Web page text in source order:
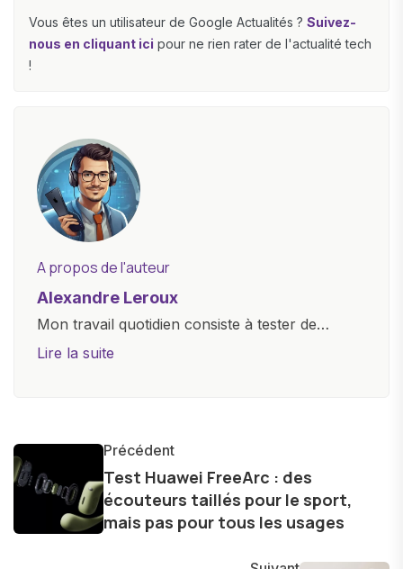
Vous êtes un utilisateur de Google Actualités ? Suivez-
nous en cliquant ici pour ne rien rater de l'actualité tech
!
A propos de l'auteur
Alexandre Leroux
Mon travail quotidien consiste à tester de
nouveaux appareils, à rédiger des critiques
informations précises et pertinentes pour aider
les consommateurs à comprendre et à naviguer
dans le paysage technologique en constante
évolution.
Lire la suite
Précédent
Test Huawei FreeArc : des
écouteurs taillés pour le sport,
mais pas pour tous les usages